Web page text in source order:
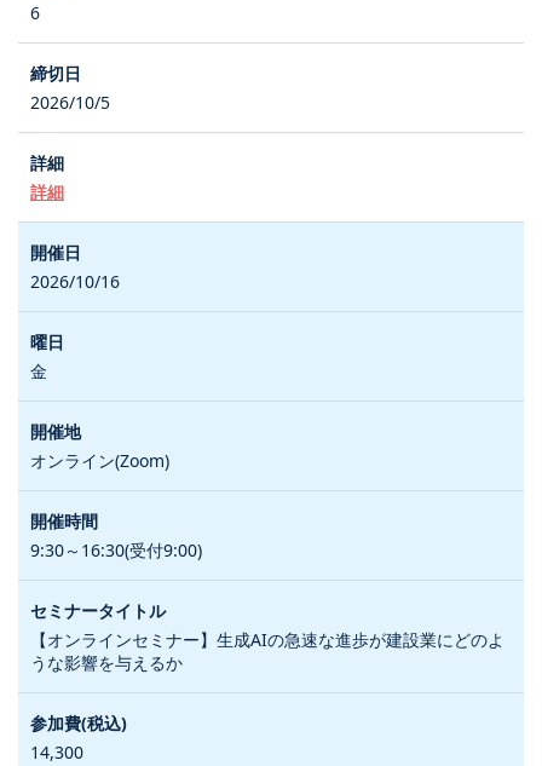
6
2026/10/5
詳細
2026/10/16
金
オンライン(Zoom)
9:30～16:30(受付9:00)
【オンラインセミナー】生成AIの急速な進歩が建設業にどのよ
うな影響を与えるか
14,300